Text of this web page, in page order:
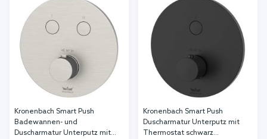
Kronenbach Smart Push
Badewannen- und
Duscharmatur Unterputz mit
Kronenbach Smart Push
Duscharmatur Unterputz mit
Thermostat schwarz